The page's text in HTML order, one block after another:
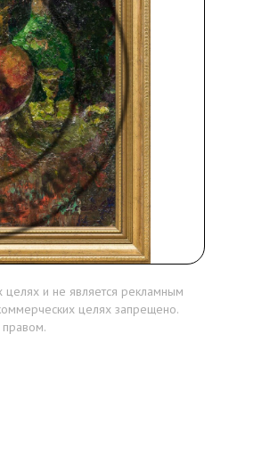
и не является рекламным
целях запрещено.